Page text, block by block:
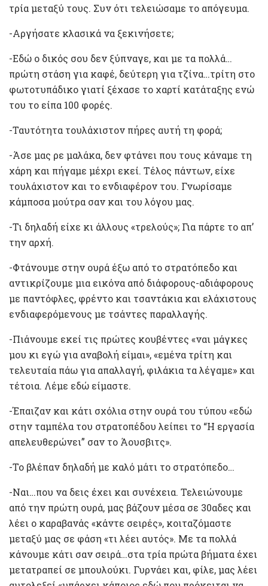
τρία μεταξύ τους. Συν ότι τελειώσαμε το απόγευμα.
-Αργήσατε κλασικά να ξεκινήσετε;
-Εδώ ο δικός σου δεν ξύπναγε, και με τα πολλά…
πρώτη στάση για καφέ, δεύτερη για τζίνα…τρίτη στο
φωτοτυπάδικο γιατί ξέχασε το χαρτί κατάταξης ενώ
του το είπα 100 φορές.
-Ταυτότητα τουλάχιστον πήρες αυτή τη φορά;
-Άσε μας ρε μαλάκα, δεν φτάνει που τους κάναμε τη
χάρη και πήγαμε μέχρι εκεί. Τέλος πάντων, είχε
τουλάχιστον και το ενδιαφέρον του. Γνωρίσαμε
κάμποσα μούτρα σαν και του λόγου μας.
-Τι δηλαδή είχε κι άλλους «τρελούς»; Για πάρτε το απ’
την αρχή.
-Φτάνουμε στην ουρά έξω από το στρατόπεδο και
αντικρίζουμε μια εικόνα από διάφορους-αδιάφορους
με παντόφλες, φρέντο και τσαντάκια και ελάχιστους
ενδιαφερόμενους με τσάντες παραλλαγής.
-Πιάνουμε εκεί τις πρώτες κουβέντες «ναι μάγκες
μου κι εγώ για αναβολή είμαι», «εμένα τρίτη και
τελευταία πάω για απαλλαγή, φιλάκια τα λέγαμε» και
τέτοια. Λέμε εδώ είμαστε.
-Έπαιζαν και κάτι σχόλια στην ουρά του τύπου «εδώ
στην ταμπέλα του στρατοπέδου λείπει το “H εργασία
απελευθερώνει” σαν το Άουσβιτς».
-Το βλέπαν δηλαδή με καλό μάτι το στρατόπεδο…
-Ναι…που να δεις έχει και συνέχεια. Τελειώνουμε
από την πρώτη ουρά, μας βάζουν μέσα σε 30αδες και
λέει ο καραβανάς «κάντε σειρές», κοιταζόμαστε
μεταξύ μας σε φάση «τι λέει αυτός». Με τα πολλά
κάνουμε κάτι σαν σειρά…στα τρία πρώτα βήματα έχει
μετατραπεί σε μπουλούκι. Γυρνάει και, φίλε, μας λέει